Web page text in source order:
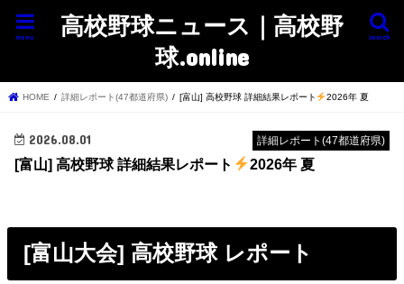
高校野球ニュース｜高校野
球.online
search
menu
HOME 詳細レポート(47都道府県) [富山] 高校野球 詳細結果レポート 2026年 夏
詳細レポート(47都道府県)
2026.08.01
[富山] 高校野球 詳細結果レポート 2026年 夏
[富山大会] 高校野球 レポート